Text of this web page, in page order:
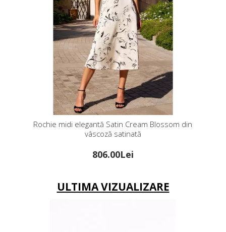
Rochie midi elegantă Satin Cream Blossom din
vâscoză satinată
806.00Lei
ULTIMA VIZUALIZARE